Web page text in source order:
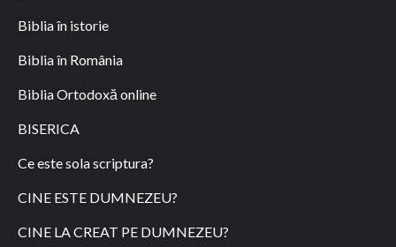
Biblia în istorie
Biblia în România
Biblia Ortodoxă online
BISERICA
Ce este sola scriptura?
CINE ESTE DUMNEZEU?
CINE LA CREAT PE DUMNEZEU?